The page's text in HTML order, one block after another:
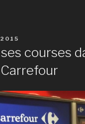
peau
neuve »
ses courses